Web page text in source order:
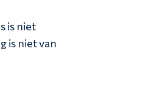
is niet
is niet van